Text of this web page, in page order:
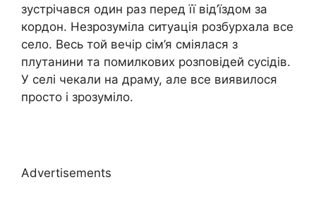
зустрічався один раз перед її від’їздом за
кордон. Незрозуміла ситуація розбурхала все
село. Весь той вечір сім’я сміялася з
плутанини та помилкових розповідей сусідів.
У селі чекали на драму, але все виявилося
просто і зрозуміло.
Advertisements